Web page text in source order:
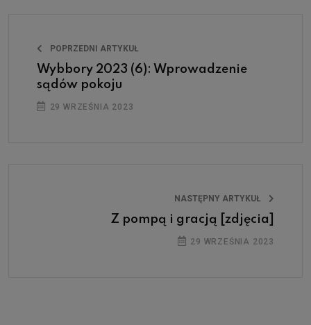
POPRZEDNI ARTYKUŁ
Wybbory 2023 (6): Wprowadzenie
sądów pokoju
29 WRZEŚNIA 2023
NASTĘPNY ARTYKUŁ
Z pompą i gracją [zdjęcia]
29 WRZEŚNIA 2023